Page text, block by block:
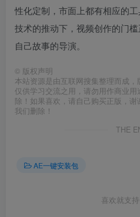
性化定制，市面上都有相应的
技术的推动下，视频创作的门
自己故事的导演。
© 版权声明
本站资源是由互联网搜集整理而成
仅供学习交流之用，请勿用作商业用
除！如果喜欢，请自己购买正版，
我们删除！
THE
AE一键安装包
喜欢就支